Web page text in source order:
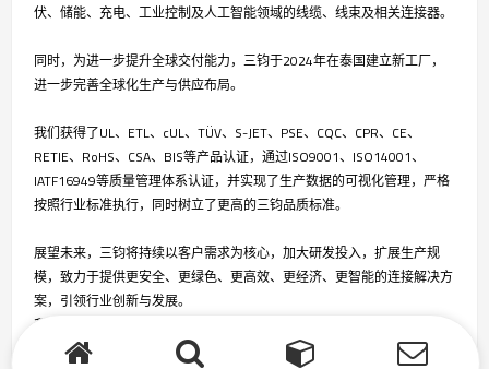
伏、储能、充电、工业控制及人工智能领域的线缆、线束及相关连接器。
同时，为进一步提升全球交付能力，三钧于2024年在泰国建立新工厂，
进一步完善全球化生产与供应布局。
我们获得了UL、ETL、cUL、TÜV、S-JET、PSE、CQC、CPR、CE、
RETIE、RoHS、CSA、BIS等产品认证，通过ISO9001、ISO14001、
IATF16949等质量管理体系认证，并实现了生产数据的可视化管理，严格
按照行业标准执行，同时树立了更高的三钧品质标准。
展望未来，三钧将持续以客户需求为核心，加大研发投入，扩展生产规
模，致力于提供更安全、更绿色、更高效、更经济、更智能的连接解决方
案，引领行业创新与发展。
我们期待与您携手共创可持续能源的美好未来！